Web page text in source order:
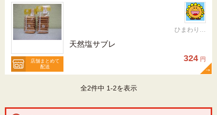
店舗まとめて
配送
ひまわりらんど おやま
天然塩サブレ
324 円
全2件中 1-2を表示